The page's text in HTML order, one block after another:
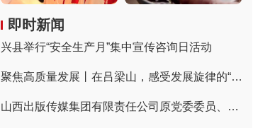
即时新闻
兴县举行“安全生产月”集中宣传咨询日活动
聚焦高质量发展丨在吕梁山，感受发展旋律的“变奏”
山西出版传媒集团有限责任公司原党委委员、副总经理赵庆斌被公诉